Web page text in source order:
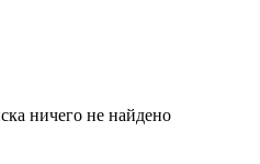
ничего не найдено